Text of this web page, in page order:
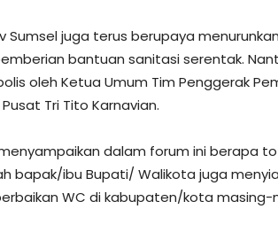
Sumsel juga terus berupaya
bantuan sanitasi serentak.
oleh Ketua Umum Tim Penggerak
Tri Tito Karnavian.
dalam forum ini berapa
bapak/ibu Bupati/ Walikota juga
WC di kabupaten/kota masing-